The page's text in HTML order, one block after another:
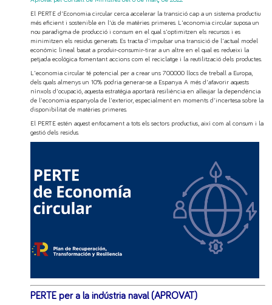
El PERTE d'Economia circular cerca accelerar la transició cap a un sistema productiu
més eficient i sostenible en l'ús de matèries primeres. L'economia circular suposa un
nou paradigma de producció i consum en el qual s'optimitzen els recursos i es
minimitzen els residus generats. Es tracta d'impulsar una transició de l'actual model
econòmic lineal basat a produir-consumir-tirar a un altre en el qual es redueixi la
petjada ecològica fomentant accions com el reciclatge i la reutilització dels productes.
L'economia circular té potencial per a crear uns 700.000 llocs de treball a Europa,
dels quals almenys un 10% podria generar-se a Espanya. A més d'afavorir aquests
nínxols d'ocupació, aquesta estratègia aportarà resiliència en alleujar la dependència
de l'economia espanyola de l'exterior, especialment en moments d'incertesa sobre la
disponibilitat de matèries primeres.
El PERTE estén aquest enfocament a tots els sectors productius, així com al consum i la
gestió dels residus.
PERTE per a la indústria naval (APROVAT)